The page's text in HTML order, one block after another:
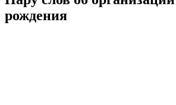
рождения